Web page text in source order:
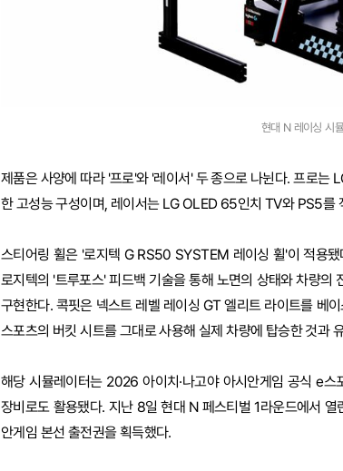
현대 N 레이싱 시
제품은 사양에 따라 '프로'와 '레이서' 두 종으로 나뉜다. 프로
한 고성능 구성이며, 레이서는 LG OLED 65인치 TV와 PS5를
스티어링 휠은 '로지텍 G RS50 SYSTEM 레이싱 휠'이 적용
로지텍의 '트루포스' 피드백 기술을 통해 노면의 상태와 차량
구현한다. 콕핏은 넥스트 레벨 레이싱 GT 엘리트 라이트를 베
스포츠의 버킷 시트를 그대로 사용해 실제 차량에 탑승한 것과
해당 시뮬레이터는 2026 아이치·나고야 아시안게임 공식 e
장비로도 활용됐다. 지난 8일 현대 N 페스티벌 1라운드에서
안게임 본선 출전권을 획득했다.